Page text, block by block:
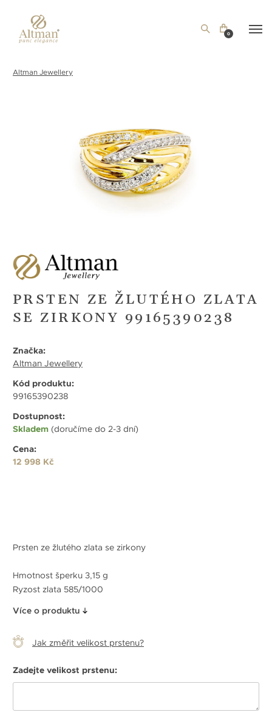
0
Altman Jewellery
PRSTEN ZE ŽLUTÉHO ZLATA
SE ZIRKONY 99165390238
Značka:
Altman Jewellery
Kód produktu:
99165390238
Dostupnost:
Skladem (doručíme do 2-3 dní)
Cena:
12 998 Kč
Prsten ze žlutého zlata se zirkony
Hmotnost šperku 3,15 g
Ryzost zlata 585/1000
Více o produktu
Jak změřit velikost prstenu?
Zadejte velikost prstenu: